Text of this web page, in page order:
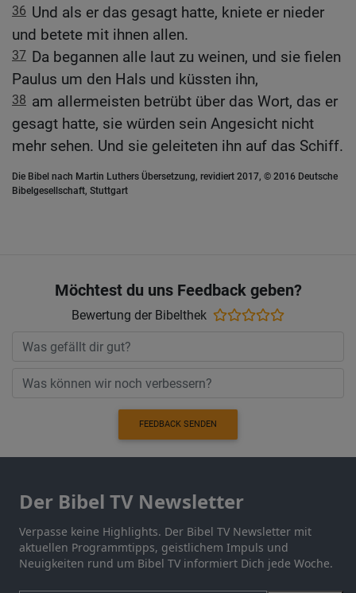
36 Und als er das gesagt hatte, kniete er nieder
und betete mit ihnen allen.
37 Da begannen alle laut zu weinen, und sie fielen
Paulus um den Hals und küssten ihn,
38 am allermeisten betrübt über das Wort, das er
gesagt hatte, sie würden sein Angesicht nicht
mehr sehen. Und sie geleiteten ihn auf das Schiff.
Die Bibel nach Martin Luthers Übersetzung, revidiert 2017, © 2016 Deutsche
Bibelgesellschaft, Stuttgart
Möchtest du uns Feedback geben?
Bewertung der Bibelthek
FEEDBACK SENDEN
Der Bibel TV Newsletter
Verpasse keine Highlights. Der Bibel TV Newsletter mit
aktuellen Programmtipps, geistlichem Impuls und
Neuigkeiten rund um Bibel TV informiert Dich jede Woche.